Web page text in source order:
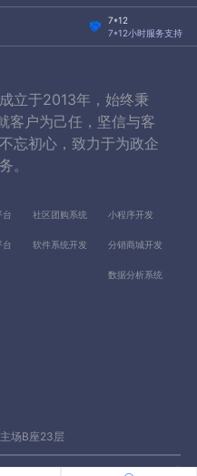
7*12
7*12小时服务支持
立于2013年，始终秉
客户为己任，坚信与客
忘初心，致力于为政企
。
台 社区团购系统 小程序开发
台 软件系统开发 分销商城开发
数据分析系统
场B座23层
限公司【www.xiaohuokeji.com】|